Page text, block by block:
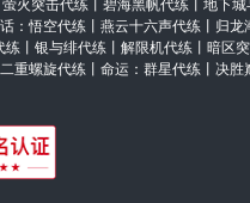
：悟空代练 丨 燕云十六声代练 丨 归龙
练 丨 银与绯代练 丨 解限机代练 丨 暗区
二重螺旋代练 丨 命运：群星代练 丨 决胜